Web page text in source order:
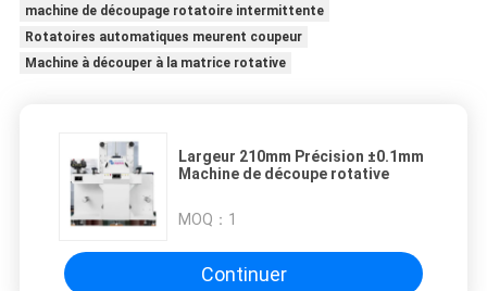
machine de découpage rotatoire intermittente
Rotatoires automatiques meurent coupeur
Machine à découper à la matrice rotative
Largeur 210mm Précision ±0.1mm
Machine de découpe rotative
MOQ： 1
Continuer